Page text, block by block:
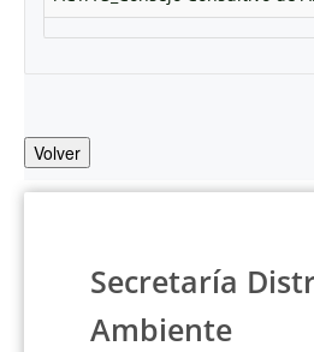
Volver
Secretaría
Ambiente